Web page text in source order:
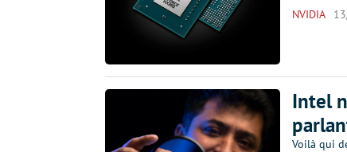
NVIDIA
Intel
Voilà qui